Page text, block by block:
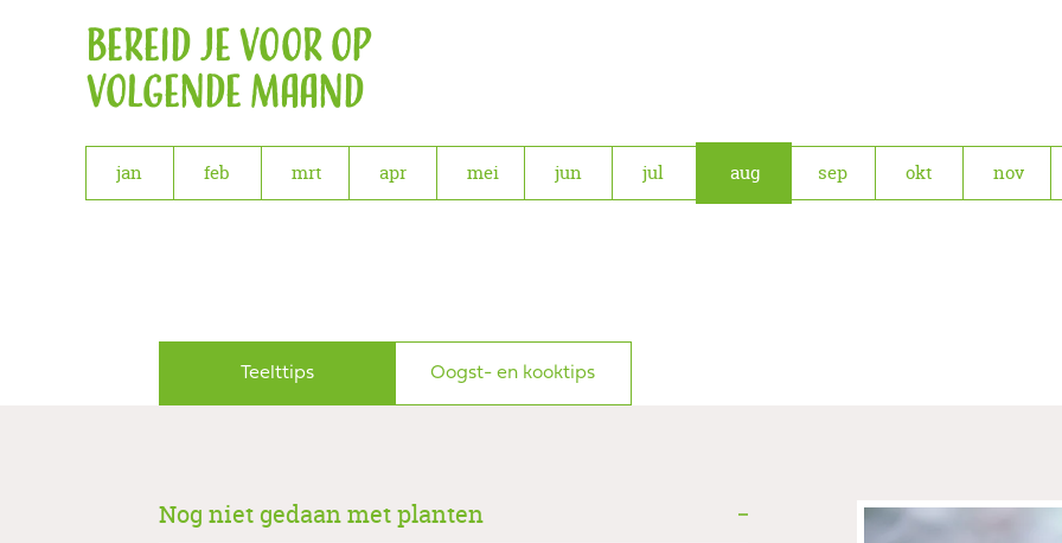
Bereid je voor op
volgende maand
jan feb mrt apr mei jun jul aug sep okt nov
Teelttips Oogst- en kooktips
Nog niet gedaan met planten